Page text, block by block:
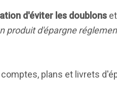
d'éviter les doublons
produit d'épargne
plans et livrets